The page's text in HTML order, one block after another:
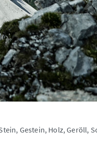
Gestein, Holz, Geröll,